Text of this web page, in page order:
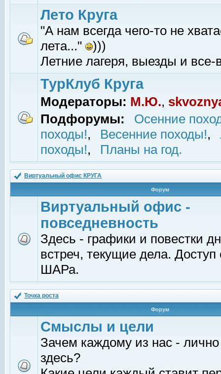
Лето Круга
"А нам всегда чего-то не
лета..."
)))
Летние лагеря, выезды и все-
ТурКлуб Круга
Модераторы: М.Ю.,
Подфорумы:
Осенние
походы!, Весенние походы!,
походы!, Планы на год.
Виртуальный офис КРУГА
Форум
Виртуальный офис -
повседневность
Здесь - графики и повестки
встреч, текущие дела.
ШАРа.
Точка роста
Форум
Смыслы и цели
Зачем каждому из нас -
здесь?